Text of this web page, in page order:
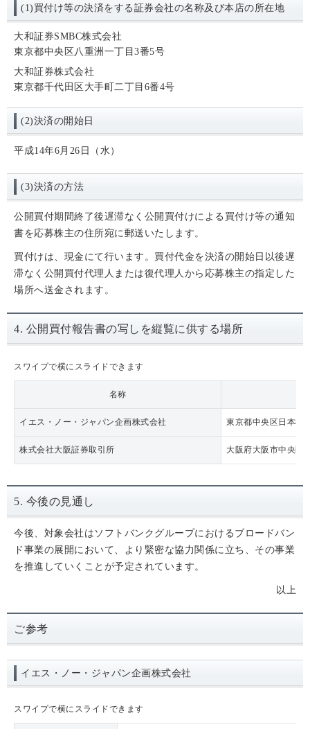
(1)買付け等の決済をする証券会社の名称及び本店の所在地
大和証券SMBC株式会社
東京都中央区八重洲一丁目3番5号
大和証券株式会社
東京都千代田区大手町二丁目6番4号
(2)決済の開始日
平成14年6月26日（水）
(3)決済の方法
公開買付期間終了後遅滞なく公開買付けによる買付け等の通知
書を応募株主の住所宛に郵送いたします。
買付けは、現金にて行います。買付代金を決済の開始日以後遅
滞なく公開買付代理人または復代理人から応募株主の指定した
場所へ送金されます。
4. 公開買付報告書の写しを縦覧に供する場所
スワイプで横にスライドできます
名称
イエス・ノー・ジャパン企画株式会社 東京都中央区日本橋
株式会社大阪証券取引所 大阪府大阪市中央区
5. 今後の見通し
今後、対象会社はソフトバンクグループにおけるブロードバン
ド事業の展開において、より緊密な協力関係に立ち、その事業
を推進していくことが予定されています。
以上
ご参考
イエス・ノー・ジャパン企画株式会社
スワイプで横にスライドできます